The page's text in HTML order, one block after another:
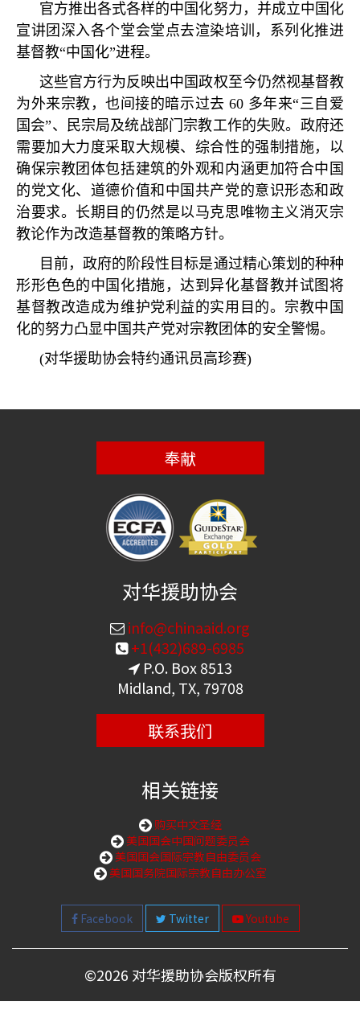
官方推出各式各样的中国化努力，并成立中国化
宣讲团深入各个堂会堂点去渲染培训，系列化推进
基督教“中国化”进程。
这些官方行为反映出中国政权至今仍然视基督教
为外来宗教，也间接的暗示过去 60 多年来“三自爱
国会”、民宗局及统战部门宗教工作的失败。政府还
需要加大力度采取大规模、综合性的强制措施，以
确保宗教团体包括建筑的外观和内涵更加符合中国
的党文化、道德价值和中国共产党的意识形态和政
治要求。长期目的仍然是以马克思唯物主义消灭宗
教论作为改造基督教的策略方针。
目前，政府的阶段性目标是通过精心策划的种种
形形色色的中国化措施，达到异化基督教并试图将
基督教改造成为维护党利益的实用目的。宗教中国
化的努力凸显中国共产党对宗教团体的安全警惕。
(对华援助协会特约通讯员高珍赛)
奉献
对华援助协会
info@chinaaid.org
+1(432)689-6985
P.O. Box 8513
Midland, TX, 79708
联系我们
相关链接
购买中文圣经
美国国会中国问题委员会
美国国会国际宗教自由委员会
美国国务院国际宗教自由办公室
Facebook Twitter Youtube
©2026 对华援助协会版权所有